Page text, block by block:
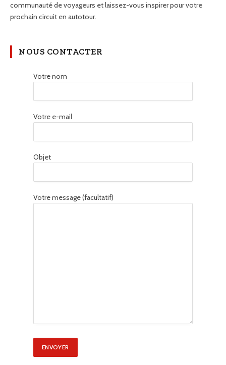
communauté de voyageurs et laissez-vous inspirer pour votre
prochain circuit en autotour.
NOUS CONTACTER
Votre nom
Votre e-mail
Objet
Votre message (facultatif)